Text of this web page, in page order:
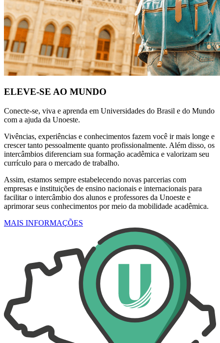
ELEVE-SE AO MUNDO
Conecte-se, viva e aprenda em Universidades do Brasil e do Mundo
com a ajuda da Unoeste.
Vivências, experiências e conhecimentos fazem você ir mais longe e
crescer tanto pessoalmente quanto profissionalmente. Além disso, os
intercâmbios diferenciam sua formação acadêmica e valorizam seu
currículo para o mercado de trabalho.
Assim, estamos sempre estabelecendo novas parcerias com
empresas e instituições de ensino nacionais e internacionais para
facilitar o intercâmbio dos alunos e professores da Unoeste e
aprimorar seus conhecimentos por meio da mobilidade acadêmica.
MAIS INFORMAÇÕES